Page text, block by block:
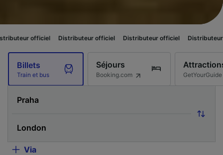
Distributeur officiel Distributeur officiel Distributeur officiel
Billets
Train et bus
Séjours
Booking.com GetYourGuide
Via